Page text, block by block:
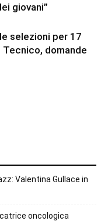
giovani”
selezioni per 17
domande
Valentina Gullace in
oncologica